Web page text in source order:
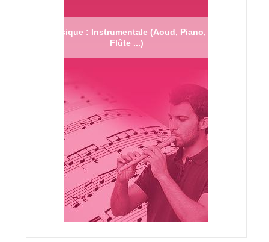
Musique : Instrumentale (Aoud, Piano,
Flûte ...)